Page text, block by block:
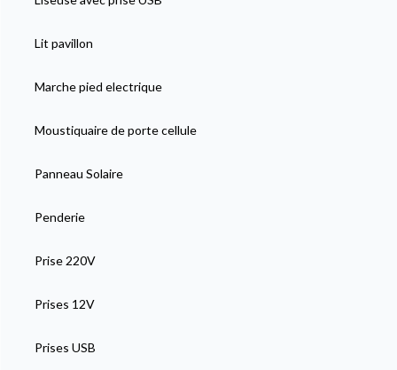
Lit pavillon
Marche pied electrique
Moustiquaire de porte cellule
Panneau Solaire
Penderie
Prise 220V
Prises 12V
Prises USB